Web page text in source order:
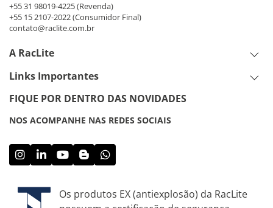
+55 31 98019-4225(Revenda)
+55 15 2107-2022(Consumidor Final)
contato@raclite.com.br
A RacLite
Links Importantes
FIQUE POR DENTRO DAS NOVIDADES
NOS ACOMPANHE NAS REDES SOCIAIS
Os produtos EX (antiexplosão) da RacLite